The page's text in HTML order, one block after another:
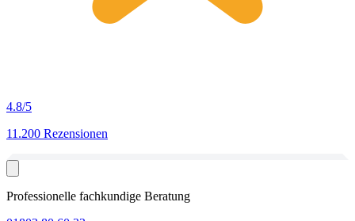
4.8/5
11.200 Rezensionen
Professionelle fachkundige Beratung